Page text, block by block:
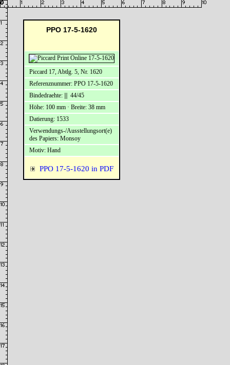
PPO 17-5-1620
PPO 17-5-1620 in PDF
Piccard 17, Abtlg. 5, Nr. 1620
Referenznummer: PPO 17-5-1620
Bindedraehte: ||| 44/45
Höhe: 100 mm · Breite: 38 mm
Datierung: 1533
Verwendungs-/Ausstellungsort(e)
des Papiers: Monsoy
Motiv: Hand